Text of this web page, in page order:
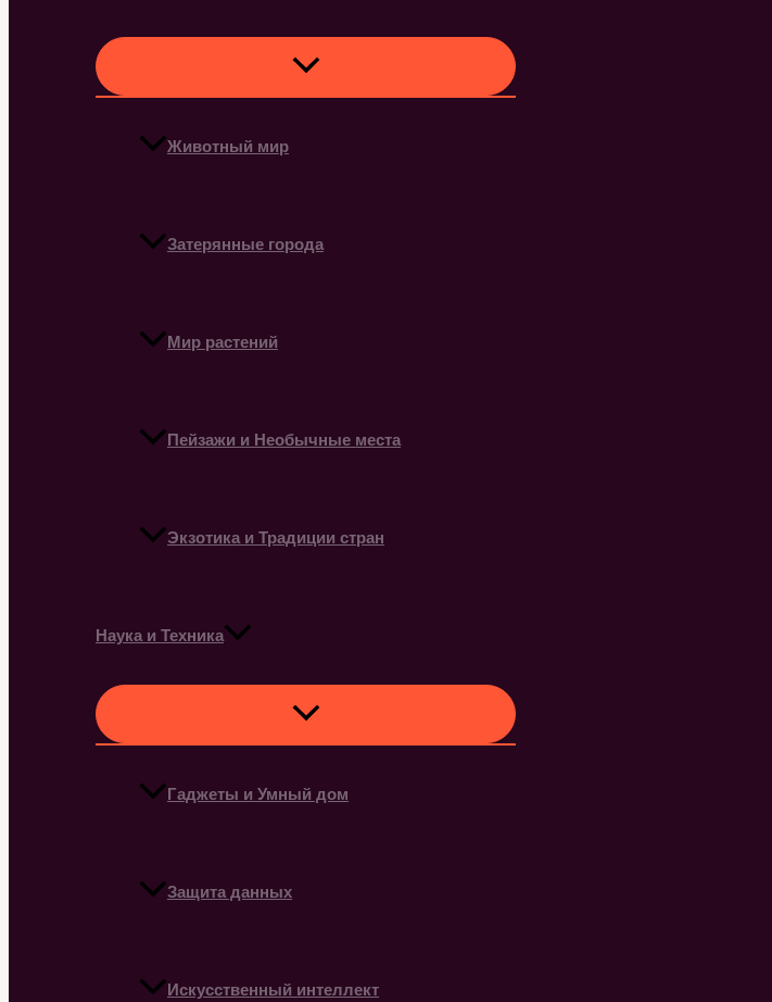
Животный мир
Затерянные города
Мир растений
Пейзажи и Необычные места
Экзотика и Традиции стран
Наука и Техника
Гаджеты и Умный дом
Защита данных
Искусственный интеллект